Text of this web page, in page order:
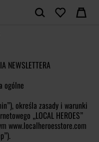
NEWSLETTERA
ogólne
określa zasady i warunki
„LOCAL HEROES”
www.localheroesstore.com